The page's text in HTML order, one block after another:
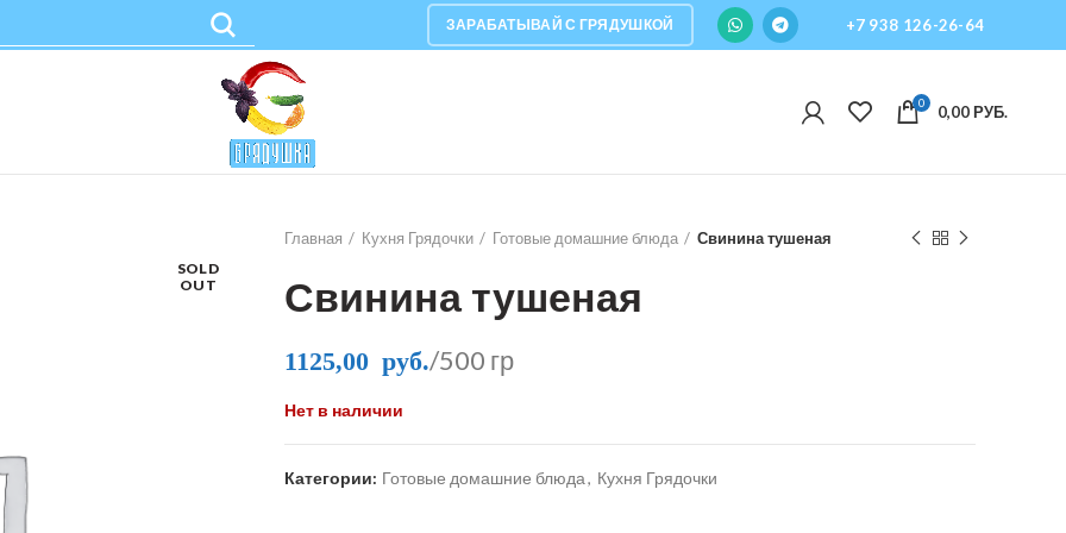
ЗАРАБАТЫВАЙ С ГРЯДУШКОЙ +7 938 126-26-64
0 0,00РУБ.
SOLD
OUT
Главная Кухня Грядочки Готовые домашние блюда Свинина тушеная
Свинина тушеная
1125,00 руб./500 гр
Нет в наличии
Категории: Готовые домашние блюда, Кухня Грядочки